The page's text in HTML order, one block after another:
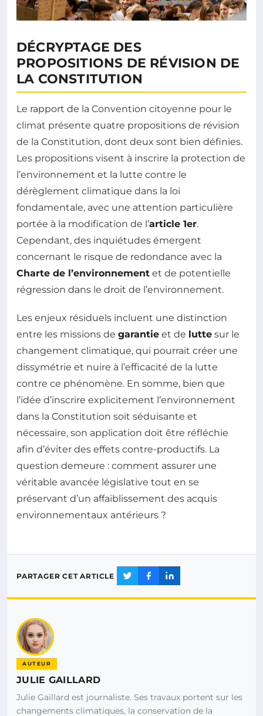
DÉCRYPTAGE DES
PROPOSITIONS DE RÉVISION DE
LA CONSTITUTION
Le rapport de la Convention citoyenne pour le
climat présente quatre propositions de révision
de la Constitution, dont deux sont bien définies.
Les propositions visent à inscrire la protection de
l’environnement et la lutte contre le
dérèglement climatique dans la loi
fondamentale, avec une attention particulière
portée à la modification de l’article 1er.
Cependant, des inquiétudes émergent
concernant le risque de redondance avec la
Charte de l’environnement et de potentielle
régression dans le droit de l’environnement.
Les enjeux résiduels incluent une distinction
entre les missions de garantie et de lutte sur le
changement climatique, qui pourrait créer une
dissymétrie et nuire à l’efficacité de la lutte
contre ce phénomène. En somme, bien que
l’idée d’inscrire explicitement l’environnement
dans la Constitution soit séduisante et
nécessaire, son application doit être réfléchie
afin d’éviter des effets contre-productifs. La
question demeure : comment assurer une
véritable avancée législative tout en se
préservant d’un affaiblissement des acquis
environnementaux antérieurs ?
PARTAGER CET ARTICLE
AUTEUR
JULIE GAILLARD
Julie Gaillard est journaliste. Ses travaux portent sur les
changements climatiques, la conservation de la